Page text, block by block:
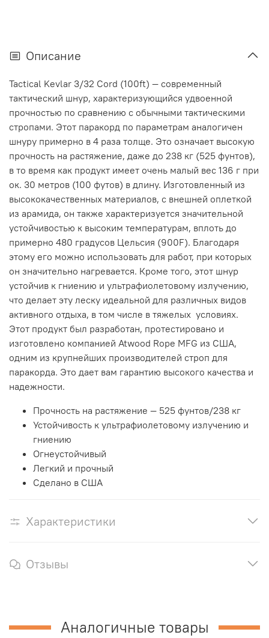
Описание
Tactical Kevlar 3/32 Cord (100ft) — современный
тактический шнур, характеризующийся удвоенной
прочностью по сравнению с обычными тактическими
стропами. Этот паракорд по параметрам аналогичен
шнуру примерно в 4 раза толще. Это означает высокую
прочность на растяжение, даже до 238 кг (525 фунтов),
в то время как продукт имеет очень малый вес 136 г при
ок. 30 метров (100 футов) в длину. Изготовленный из
высококачественных материалов, с внешней оплеткой
из арамида, он также характеризуется значительной
устойчивостью к высоким температурам, вплоть до
примерно 480 градусов Цельсия (900F). Благодаря
этому его можно использовать для работ, при которых
он значительно нагревается. Кроме того, этот шнур
устойчив к гниению и ультрафиолетовому излучению,
что делает эту леску идеальной для различных видов
активного отдыха, в том числе в тяжелых условиях.
Этот продукт был разработан, протестировано и
изготовлено компанией Atwood Rope MFG из США,
одним из крупнейших производителей строп для
паракорда. Это дает вам гарантию высокого качества и
надежности.
Прочность на растяжение — 525 фунтов/238 кг
Устойчивость к ультрафиолетовому излучению и
гниению
Огнеустойчивый
Легкий и прочный
Сделано в США
Характеристики
Отзывы
Аналогичные товары